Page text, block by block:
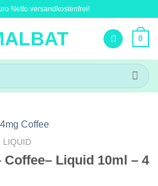
Netto versandkostenfrei!
0
LIQUID
Liquid 10ml – 4